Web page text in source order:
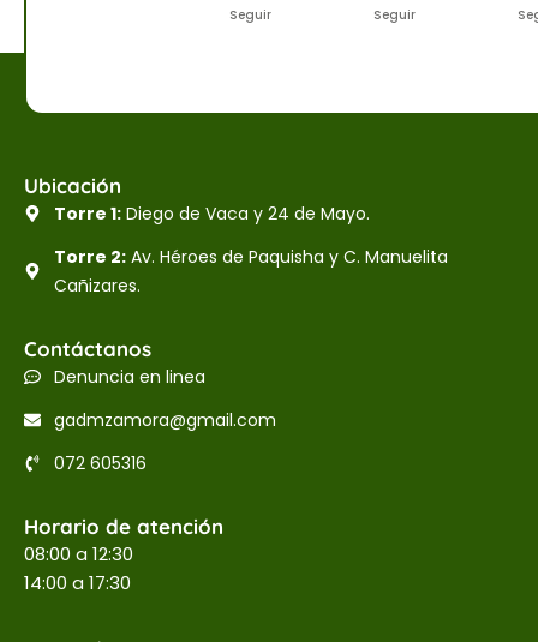
Seguir
Seguir
Ubicación
Torre 1:Diego de Vaca y 24 de Mayo.
Torre 2:Av. Héroes de Paquisha y C. Manuelita
Cañizares.
Contáctanos
Denuncia en linea
gadmzamora@gmail.com
072 605316
Horario de atención
08:00 a 12:30
14:00 a 17:30